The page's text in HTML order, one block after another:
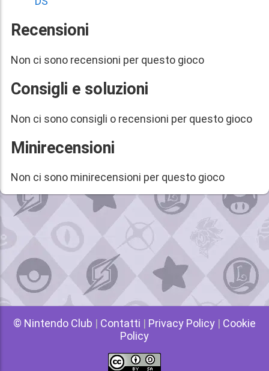
Recensioni
Non ci sono recensioni per questo gioco
Consigli e soluzioni
Non ci sono consigli o recensioni per questo gioco
Minirecensioni
Non ci sono minirecensioni per questo gioco
© Nintendo Club | Contatti | Privacy Policy | Cookie
Policy